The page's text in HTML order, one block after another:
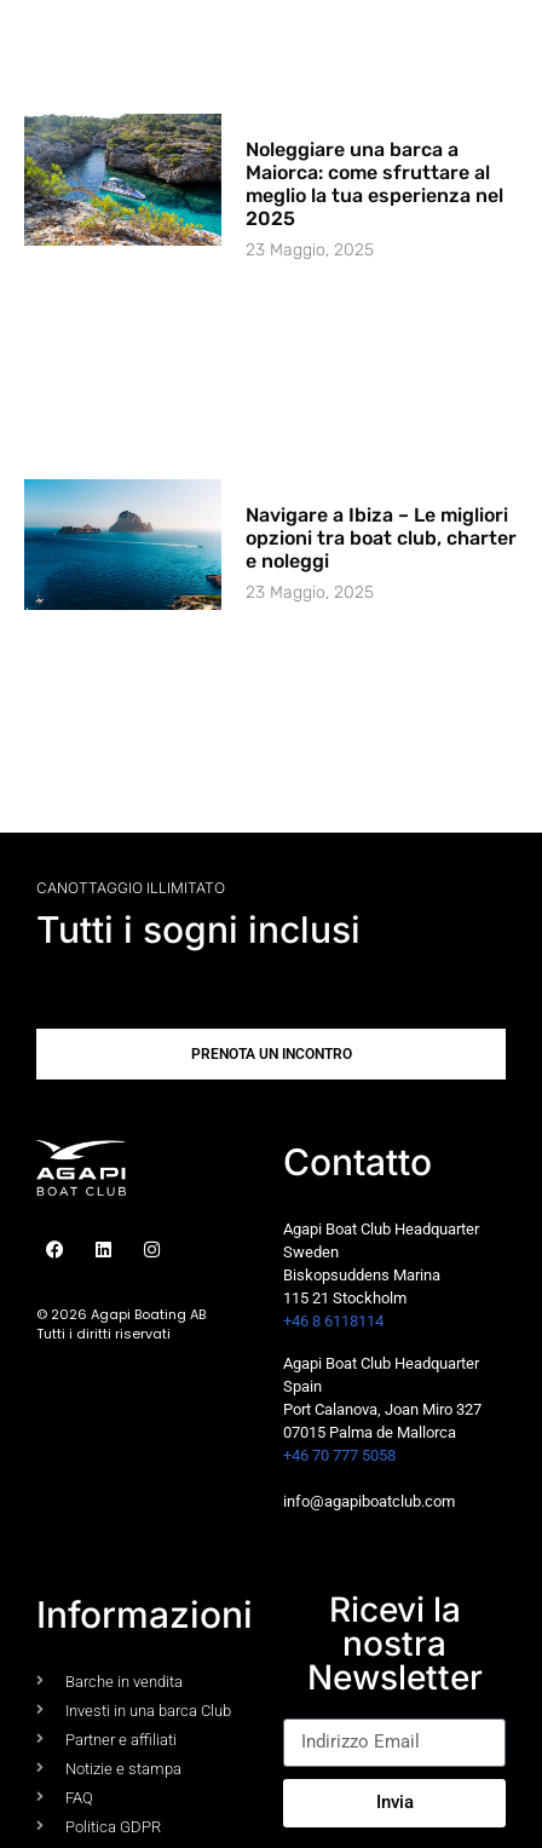
Noleggiare una barca a
Maiorca: come sfruttare al
meglio la tua esperienza nel
2025
23 Maggio, 2025
Navigare a Ibiza – Le migliori
opzioni tra boat club, charter
e noleggi
23 Maggio, 2025
CANOTTAGGIO ILLIMITATO
Tutti i sogni inclusi
PRENOTA UN INCONTRO
© 2026 Agapi Boating AB
Tutti i diritti riservati
Contatto
Agapi Boat Club Headquarter
Sweden
Biskopsuddens Marina
115 21 Stockholm
+46 8 6118114
Agapi Boat Club Headquarter
Spain
Port Calanova, Joan Miro 327
07015 Palma de Mallorca
+46 70 777 5058
info@agapiboatclub.com
Informazioni
Barche in vendita
Investi in una barca Club
Partner e affiliati
Notizie e stampa
FAQ
Politica GDPR
Ricevi la
nostra
Newsletter
Invia